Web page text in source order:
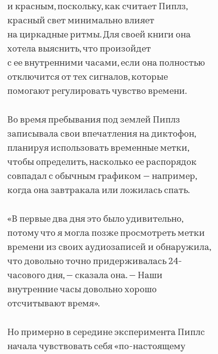
и красным, поскольку, как считает Пиплз,
красный свет минимально влияет
на циркадные ритмы. Для своей книги она
хотела выяснить, что произойдет
с ее внутренними часами, если она полностью
отключится от тех сигналов, которые
помогают регулировать чувство времени.
Во время пребывания под землей Пиплз
записывала свои впечатления на диктофон,
планируя использовать временные метки,
чтобы определить, насколько ее распорядок
совпадал с обычным графиком — например,
когда она завтракала или ложилась спать.
«В первые два дня это было удивительно,
потому что я могла позже просмотреть метки
времени из своих аудиозаписей и обнаружила,
что довольно точно придерживалась 24-
часового дня, — сказала она. — Наши
внутренние часы довольно хорошо
отсчитывают время».
Но примерно в середине эксперимента Пиплс
начала чувствовать себя «по-настоящему